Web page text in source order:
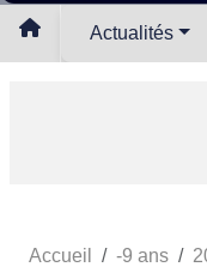
Actualités
Accueil -9 ans